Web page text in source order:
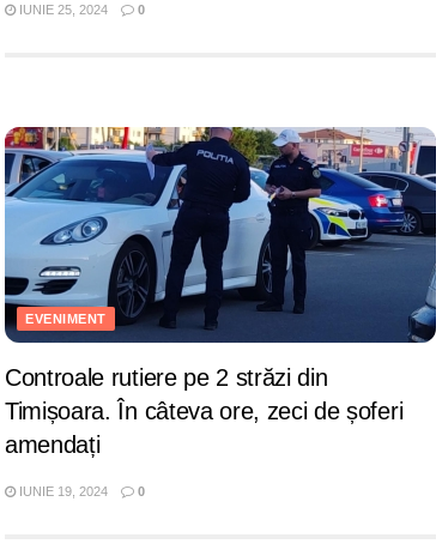
IUNIE 25, 2024 0
EVENIMENT
Controale rutiere pe 2 străzi din
Timișoara. În câteva ore, zeci de șoferi
amendați
IUNIE 19, 2024 0